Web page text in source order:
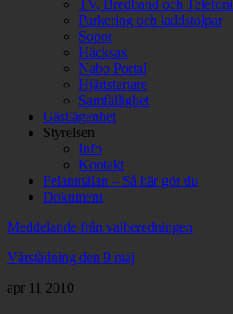
TV, Bredband och Telefoni
Parkering och laddstolpar
Sopor
Häcksax
Nabo Portal
Hjärtstartare
Samfällighet
Gästlägenhet
Styrelsen
Info
Kontakt
Felanmälan – Så här gör du
Dokument
Meddelande från valberedningen
Vårstädning den 9 maj
apr 11 2010